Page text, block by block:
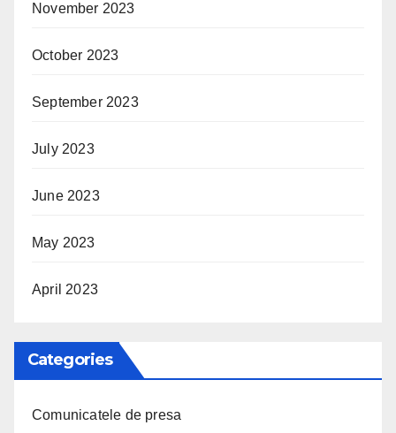
November 2023
October 2023
September 2023
July 2023
June 2023
May 2023
April 2023
Categories
Comunicatele de presa